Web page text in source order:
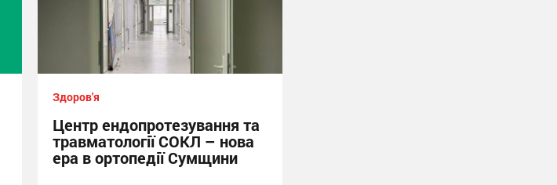
Здоров'я
Центр ендопротезування та
травматології СОКЛ – нова
ера в ортопедії Сумщини